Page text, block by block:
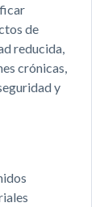
de
reducida,
crónicas,
y